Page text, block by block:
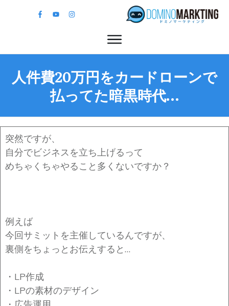
人件費20万円をカードローンで
払ってた暗黒時代…
突然ですが、
自分でビジネスを立ち上げるって
めちゃくちゃやること多くないですか？
例えば
今回サミットを主催しているんですが、
裏側をちょっとお伝えすると…
・LP作成
・LPの素材のデザイン